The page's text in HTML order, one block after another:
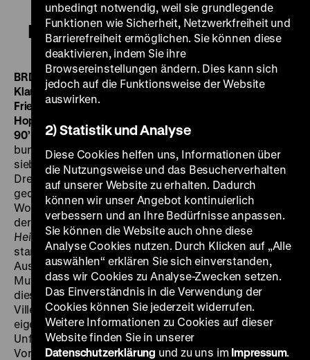
Heiratskandidaten
BRD 1975, R: Klaus Emmerich, B: Gabriele Wohmann,
Klaus Emmerich, Klaus Voswinckel, K: Frank Brühne, M:
Friedrich Scholz, D: Kyra Mladeck, Klaus Herm, Marianne
Hoppe, Wilhelm Borchert, Mathias Müller, Maria Körber,
90’
DigiBetaAnders als heute beschäftigte das
bundesdeutsche Fernsehen in den sechziger und
siebziger Jahren gern renommierte Schriftsteller als
Drehbuchautoren. So war denn dieser teils in Spanien
gedrehte Film auch nicht die erste Arbeit von Gabriele
Wohmann. Abermals stellte die Autorin eine Frau und
deren Emanzipationsversuch in den Mittelpunkt. In
Heiratskandidatenhat die aus gutbürgerlichen Kreisen
stammende Protagonistin mittleren Alters einen
Ausbruch (oder Fehltritt?) bereits hinter sich: Als ledige
Mutter eines heftig pubertierenden Sohnes lebt sie mit
diesem und ihren Eltern in einem West-Berliner
Villenviertel. Angesichts ihres Umfeldes und ihrer
eigenen psychischen Deformationen, aber auch der
Unfähigkeit, sich von all dem zu befreien, führt ihr
Vorhaben einer späten Familiengründung zu einem
unbedingt notwendig, weil sie grundlegende
Funktionen wie Sicherheit, Netzwerkfreiheit und
Barrierefreiheit ermöglichen. Sie können diese
deaktivieren, indem Sie ihre
Browsereinstellungen ändern. Dies kann sich
jedoch auf die Funktionsweise der Website
auswirken.
2) Statistik und Analyse
Diese Cookies helfen uns, Informationen über
die Nutzungsweise und das Besucherverhalten
auf unserer Website zu erhalten. Dadurch
können wir unser Angebot kontinuierlich
verbessern und an Ihre Bedürfnisse anpassen.
Sie können die Website auch ohne diese
Analyse Cookies nutzen. Durch Klicken auf „Alle
auswählen“ erklären Sie sich einverstanden,
dass wir Cookies zu Analyse-Zwecken setzen.
Das Einverständnis in die Verwendung der
Cookies können Sie jederzeit widerrufen.
Weitere Informationen zu Cookies auf dieser
Website finden Sie in unserer
Datenschutzerklärung und zu uns im Impressum.